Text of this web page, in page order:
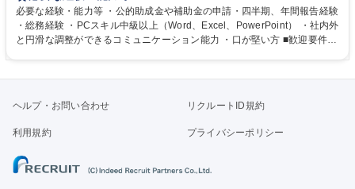
ジションとして活躍いただくことを期待しています。 【総務・人事グルー
プの業務内容】 ・人事制度関連 ・採用活動 ・教育研修の企画、実行 ・勤
怠管理 ・官公庁への各種提出 ・法定の会議運営（評議員会、理事会） ・
管理 ・福利厚生関連 ・職員からの問合せ、相談対応 ・その他日常の総務
休日125日
必要な経験・能力等 ・公的助成金や補助金の申請・四半期、年間報告経験
・総務経験 ・PCスキル中級以上（Word、Excel、PowerPoint） ・社内外
と円滑な調整ができるコミュニケーション能力 ・口が堅い方 ■歓迎要件
ヘルプ・お問い合わせ リクルートID規約
利用規約 プライバシーポリシー